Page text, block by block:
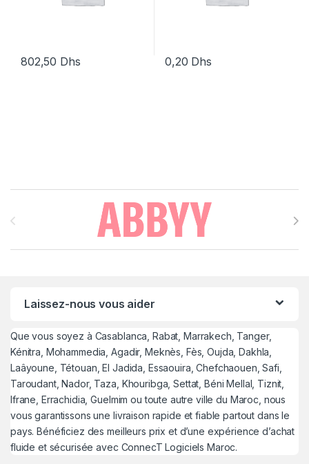
802,50 Dhs 0,20 Dhs
Brands Carousel
Laissez-nous vous aider
Que vous soyez à Casablanca, Rabat, Marrakech, Tanger,
Kénitra, Mohammedia, Agadir, Meknès, Fès, Oujda, Dakhla,
Laâyoune, Tétouan, El Jadida, Essaouira, Chefchaouen, Safi,
Taroudant, Nador, Taza, Khouribga, Settat, Béni Mellal, Tiznit,
Ifrane, Errachidia, Guelmim ou toute autre ville du Maroc, nous
vous garantissons une livraison rapide et fiable partout dans le
pays. Bénéficiez des meilleurs prix et d’une expérience d’achat
fluide et sécurisée avec ConnecT Logiciels Maroc.